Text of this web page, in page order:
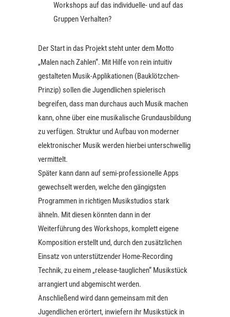
Workshops auf das individuelle- und auf das
Gruppen Verhalten?
Der Start in das Projekt steht unter dem Motto
„Malen nach Zahlen“. Mit Hilfe von rein intuitiv
gestalteten Musik-Applikationen (Bauklötzchen-
Prinzip) sollen die Jugendlichen spielerisch
begreifen, dass man durchaus auch Musik machen
kann, ohne über eine musikalische Grundausbildung
zu verfügen. Struktur und Aufbau von moderner
elektronischer Musik werden hierbei unterschwellig
vermittelt.
Später kann dann auf semi-professionelle Apps
gewechselt werden, welche den gängigsten
Programmen in richtigen Musikstudios stark
ähneln. Mit diesen könnten dann in der
Weiterführung des Workshops, komplett eigene
Komposition erstellt und, durch den zusätzlichen
Einsatz von unterstützender Home-Recording
Technik, zu einem „release-tauglichen“ Musikstück
arrangiert und abgemischt werden.
Anschließend wird dann gemeinsam mit den
Jugendlichen erörtert, inwiefern ihr Musikstück in